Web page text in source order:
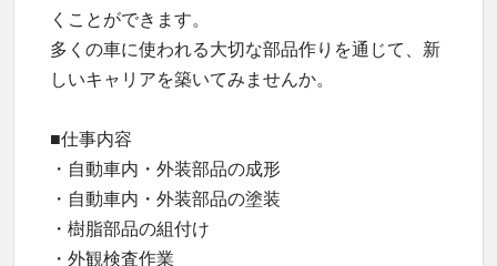
くことができます。
多くの車に使われる大切な部品作りを通じて、新
しいキャリアを築いてみませんか。
■仕事内容
・自動車内・外装部品の成形
・自動車内・外装部品の塗装
・樹脂部品の組付け
・外観検査作業